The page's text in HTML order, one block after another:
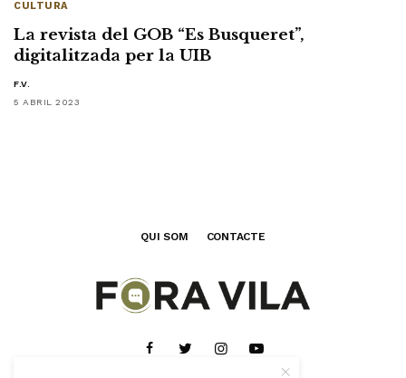
CULTURA
La revista del GOB “Es Busqueret”,
digitalitzada per la UIB
F.V.
5 ABRIL 2023
QUI SOM CONTACTE